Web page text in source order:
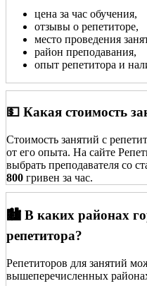
цена за час обучения,
отзывы о репетиторе,
место проведения
район преподавания,
опыт репетитора и
💵 Какая стоимость
Стоимость занятий с
от его опыта. На сайте
выбрать преподавателя со
800 гривен за час.
🏙️ В каких районах
репетитора?
Репетиторов для занятий
вышеперечисленных